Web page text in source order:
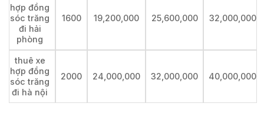
hợp đồng
sóc trăng
đi hải
phòng
1600 19,200,000 25,600,000 32,000,000
thuê xe
hợp đồng
sóc trăng
đi hà nội
2000 24,000,000 32,000,000 40,000,000